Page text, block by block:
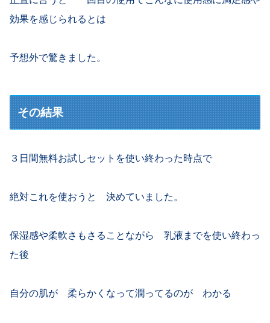
効果を感じられるとは
予想外で驚きました。
その結果
３日間無料お試しセットを使い終わった時点で
絶対これを使おうと 決めていました。
保湿感や柔軟さもさることながら 乳液までを使い終わっ
た後
自分の肌が 柔らかくなって潤ってるのが わかる